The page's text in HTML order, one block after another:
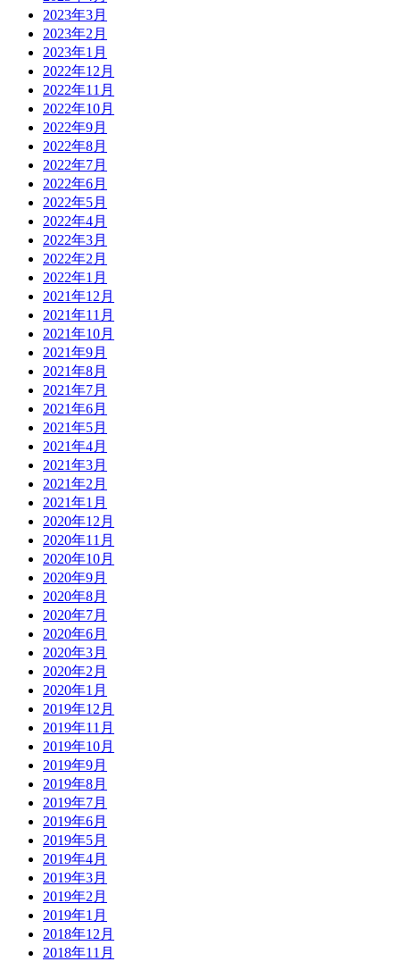
2023年3月
2023年2月
2023年1月
2022年12月
2022年11月
2022年10月
2022年9月
2022年8月
2022年7月
2022年6月
2022年5月
2022年4月
2022年3月
2022年2月
2022年1月
2021年12月
2021年11月
2021年10月
2021年9月
2021年8月
2021年7月
2021年6月
2021年5月
2021年4月
2021年3月
2021年2月
2021年1月
2020年12月
2020年11月
2020年10月
2020年9月
2020年8月
2020年7月
2020年6月
2020年3月
2020年2月
2020年1月
2019年12月
2019年11月
2019年10月
2019年9月
2019年8月
2019年7月
2019年6月
2019年5月
2019年4月
2019年3月
2019年2月
2019年1月
2018年12月
2018年11月